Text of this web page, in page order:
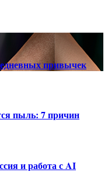
привычек
пыль: 7 причин
и работа с AI